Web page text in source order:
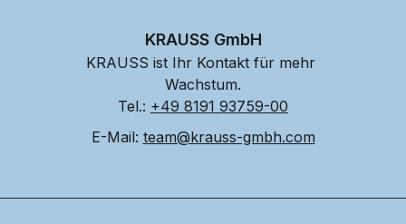
KRAUSS GmbH
KRAUSS ist Ihr Kontakt für mehr
Wachstum.
Tel.: +49 8191 93759-00
E-Mail: team@krauss-gmbh.com